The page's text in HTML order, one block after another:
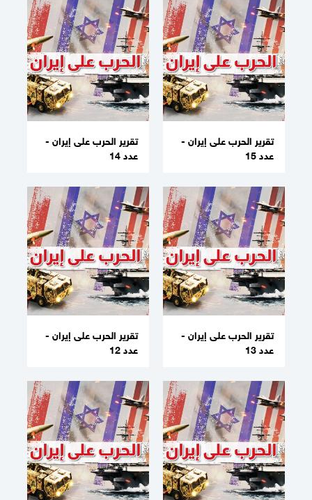
تقرير الحرب على إيران -
عدد 15
تقرير الحرب على إيران -
عدد 14
تقرير الحرب على إيران -
عدد 13
تقرير الحرب على إيران -
عدد 12